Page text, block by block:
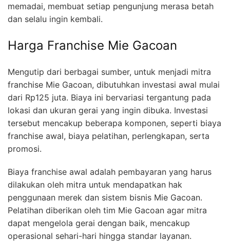
memadai, membuat setiap pengunjung merasa betah
dan selalu ingin kembali.
Harga Franchise Mie Gacoan
Mengutip dari berbagai sumber, untuk menjadi mitra
franchise Mie Gacoan, dibutuhkan investasi awal mulai
dari Rp125 juta. Biaya ini bervariasi tergantung pada
lokasi dan ukuran gerai yang ingin dibuka. Investasi
tersebut mencakup beberapa komponen, seperti biaya
franchise awal, biaya pelatihan, perlengkapan, serta
promosi.
Biaya franchise awal adalah pembayaran yang harus
dilakukan oleh mitra untuk mendapatkan hak
penggunaan merek dan sistem bisnis Mie Gacoan.
Pelatihan diberikan oleh tim Mie Gacoan agar mitra
dapat mengelola gerai dengan baik, mencakup
operasional sehari-hari hingga standar layanan.